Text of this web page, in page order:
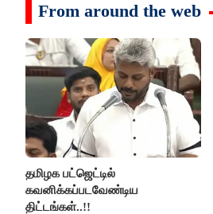
From around the web
தமிழக பட்ஜெட்டில்
கவனிக்கப்படவேண்டிய
திட்டங்கள்..!!